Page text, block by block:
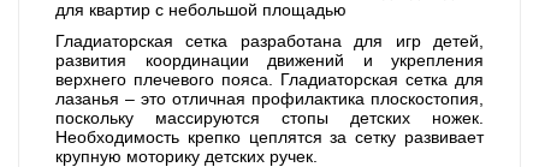
для квартир с небольшой площадью
Гладиаторская сетка разработана для игр детей,
развития координации движений и укрепления
верхнего плечевого пояса. Гладиаторская сетка для
лазанья – это отличная профилактика плоскостопия,
поскольку массируются стопы детских ножек.
Необходимость крепко цеплятся за сетку развивает
крупную моторику детских ручек.